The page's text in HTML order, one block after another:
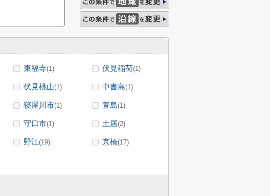
東福寺(1) 伏見稲荷(1)
伏見桃山(1) 中書島(1)
寝屋川市(1) 萱島(1)
守口市(1) 土居(2)
野江(19) 京橋(17)